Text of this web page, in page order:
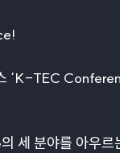
‘K-TEC
분야를 아우르